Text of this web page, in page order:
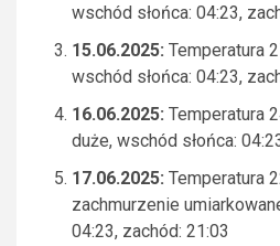
wschód słońca: 04:23,
15.06.2025: Temperatura
wschód słońca: 04:23,
16.06.2025: Temperatura
duże, wschód słońca:
17.06.2025: Temperatura
zachmurzenie
04:23, zachód: 21:03